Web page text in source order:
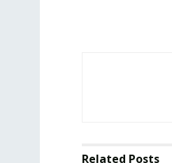
Related Posts